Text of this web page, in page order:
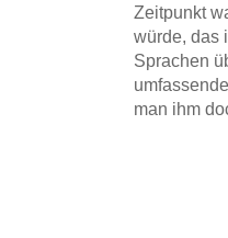
Zeitpunkt
würde, das
Sprachen
man ihm